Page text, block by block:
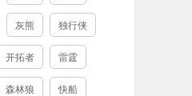
灰熊 独行侠
开拓者 雷霆
森林狼 快船